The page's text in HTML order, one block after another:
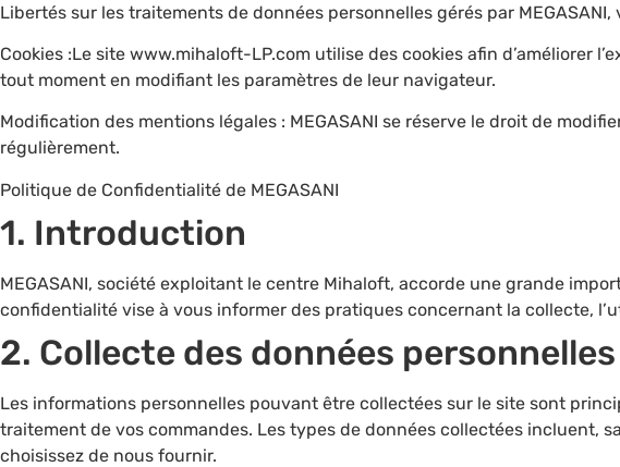
Libertés sur les traitements de données personnelles gérés par
Cookies :Le site www.mihaloft-LP.com utilise des cookies afin d’améliorer
tout moment en modifiant les paramètres de leur navigateur.
Modification des mentions légales : MEGASANI se réserve le droit de
régulièrement.
Politique de Confidentialité de MEGASANI
1.⁠ ⁠Introduction
MEGASANI, société exploitant le centre Mihaloft, accorde une grande
confidentialité vise à vous informer des pratiques concernant la collecte,
2.⁠ ⁠Collecte des données personnelles
Les informations personnelles pouvant être collectées sur le site sont
traitement de vos commandes. Les types de données collectées incluent,
choisissez de nous fournir.